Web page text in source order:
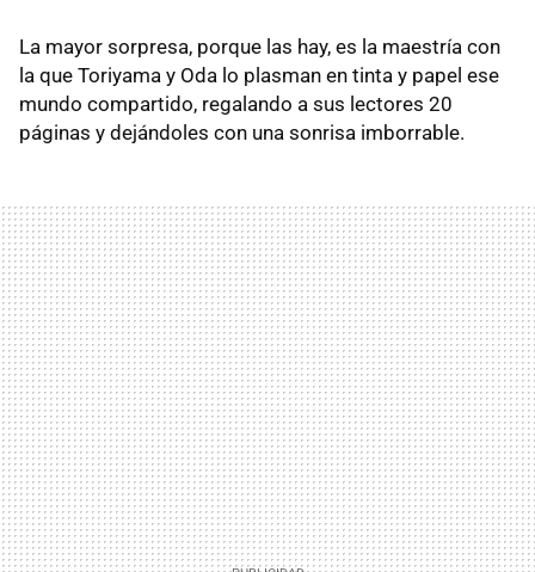
La mayor sorpresa, porque las hay, es la maestría con
la que Toriyama y Oda lo plasman en tinta y papel ese
mundo compartido, regalando a sus lectores 20
páginas y dejándoles con una sonrisa imborrable.